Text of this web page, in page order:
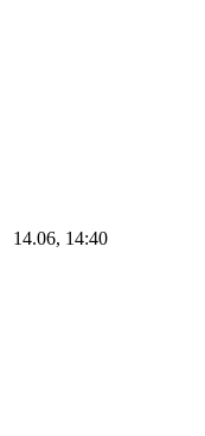
14.06, 14:40